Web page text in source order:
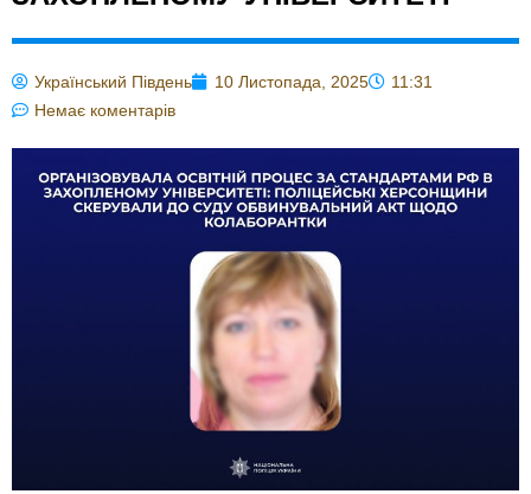
Український Південь 10 Листопада, 2025
11:31
Немає коментарів